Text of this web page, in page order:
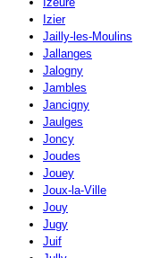
Izier
Jailly-les-Moulins
Jallanges
Jalogny
Jambles
Jancigny
Jaulges
Joncy
Joudes
Jouey
Joux-la-Ville
Jouy
Jugy
Juif